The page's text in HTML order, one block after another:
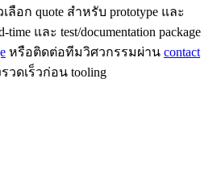
เลือก quote สำหรับ prototype และ
และ test/documentation package
หรือติดต่อทีมวิศวกรรมผ่าน contact
วดเร็วก่อน tooling